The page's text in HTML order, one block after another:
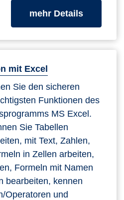
mehr Detailszum
mit Excel
Sie den sicheren
Funktionen des
MS Excel.
Sie Tabellen
mit Text, Zahlen,
in Zellen arbeiten,
Formeln mit Namen
bearbeiten, kennen
Operatoren und